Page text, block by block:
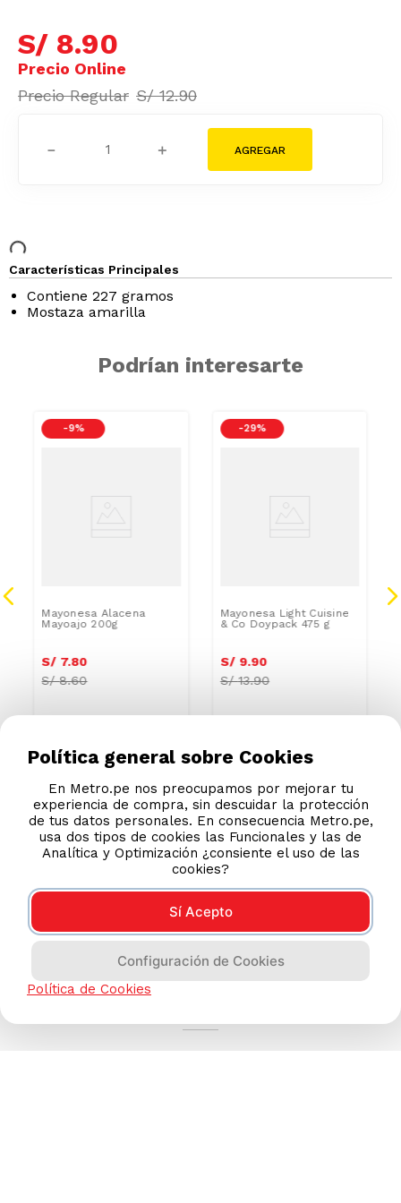
S/ 8.90
S/ 12.90
＋
－
Características Principales
Contiene 227 gramos
Mostaza amarilla
Podrían interesarte
-9 %
Mayonesa Alacena
Mayoajo 200g
S/ 7.80
S/8.60
-29 %
Mayonesa Light Cuisine
& Co Doypack 475 g
S/ 9.90
S/13.90
Política general sobre Cookies
En Metro.pe nos preocupamos por mejorar tu
experiencia de compra, sin descuidar la protección
de tus datos personales. En consecuencia Metro.pe,
usa dos tipos de cookies las Funcionales y las de
Analítica y Optimización ¿consiente el uso de las
cookies?
Sí Acepto
Configuración de Cookies
Política de Cookies